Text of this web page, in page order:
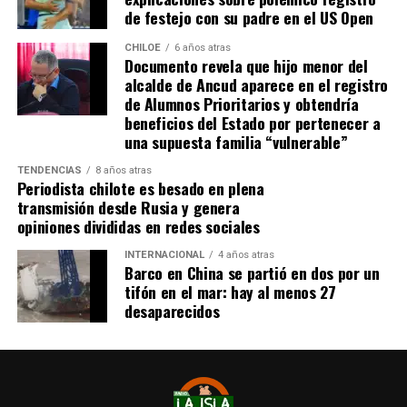
realizando trámites y participando como invitada en
distintos medios de comunicación. Aunque aún no tiene
una fecha exacta para su viaje a Estados Unidos, donde
se administra el medicamento, indicó que esperan
realizarlo «a mediados de junio».
Cabe destacar que, pese a que se logró reunir el dinero y,
por ende, la meta se cumplió, continúan circulando por
redes sociales, eventos a beneficios de Tomás Ross.
¿Como ayudar?
Instagram, Dante_contra_duchenne
Fernando Jara (padre)
19.968.680-1
Banco Falabella, cuenta corriente
11510154944
fernandokine1998@gmail.com
de festejo con su padre en el US Open
CHILOE 6 años atras
Documento revela que hijo menor del
alcalde de Ancud aparece en el registro
de Alumnos Prioritarios y obtendría
beneficios del Estado por pertenecer a
una supuesta familia “vulnerable”
TENDENCIAS 8 años atras
Periodista chilote es besado en plena
transmisión desde Rusia y genera
opiniones divididas en redes sociales
INTERNACIONAL 4 años atras
Barco en China se partió en dos por un
tifón en el mar: hay al menos 27
desaparecidos